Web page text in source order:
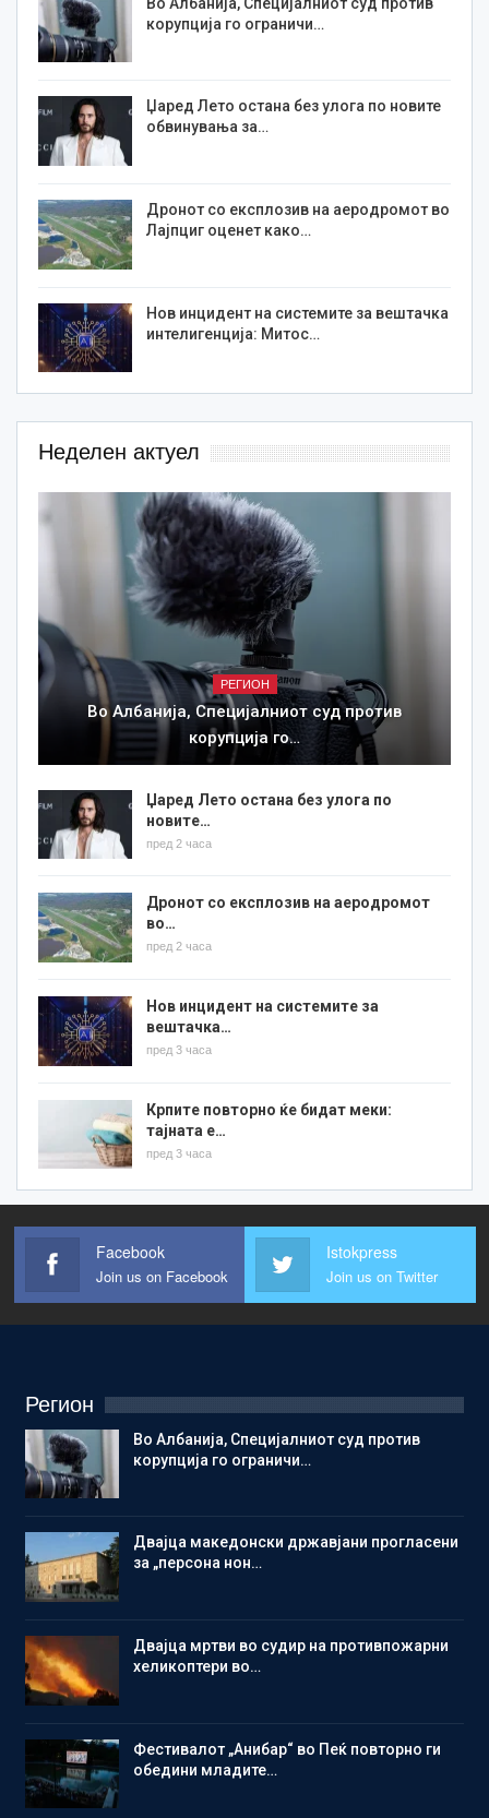
корупција го ограничи…
Џаред Лето остана без улога по новите
обвинувања за…
Дронот со експлозив на аеродромот во
Лајпциг оценет како…
Нов инцидент на системите за вештачка
интелигенција: Митос…
Неделен актуел
РЕГИОН
Во Албанија, Специјалниот суд против
корупција го…
Џаред Лето остана без улога по
новите…
пред 2 часа
Дронот со експлозив на аеродромот
во…
пред 2 часа
Нов инцидент на системите за
вештачка…
пред 3 часа
Крпите повторно ќе бидат меки:
тајната е…
пред 3 часа
Facebook
Join us on Facebook
Istokpress
Join us on Twitter
Регион
Во Албанија, Специјалниот суд против
корупција го ограничи…
Двајца македонски државјани прогласени
за „персона нон…
Двајца мртви во судир на противпожарни
хеликоптери во…
Фестивалот „Анибар“ во Пеќ повторно ги
обедини младите…